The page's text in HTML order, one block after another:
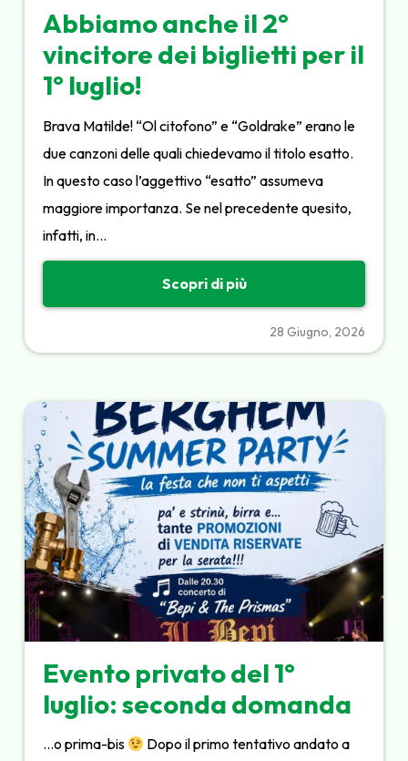
Abbiamo anche il 2°
vincitore dei biglietti per il
1° luglio!
Brava Matilde! “Ol citofono” e “Goldrake” erano le
due canzoni delle quali chiedevamo il titolo esatto.
In questo caso l’aggettivo “esatto” assumeva
maggiore importanza. Se nel precedente quesito,
infatti, in…
Scopri di più
28 Giugno, 2026
Evento privato del 1°
luglio: seconda domanda
…o prima-bis
Dopo il primo tentativo andato a